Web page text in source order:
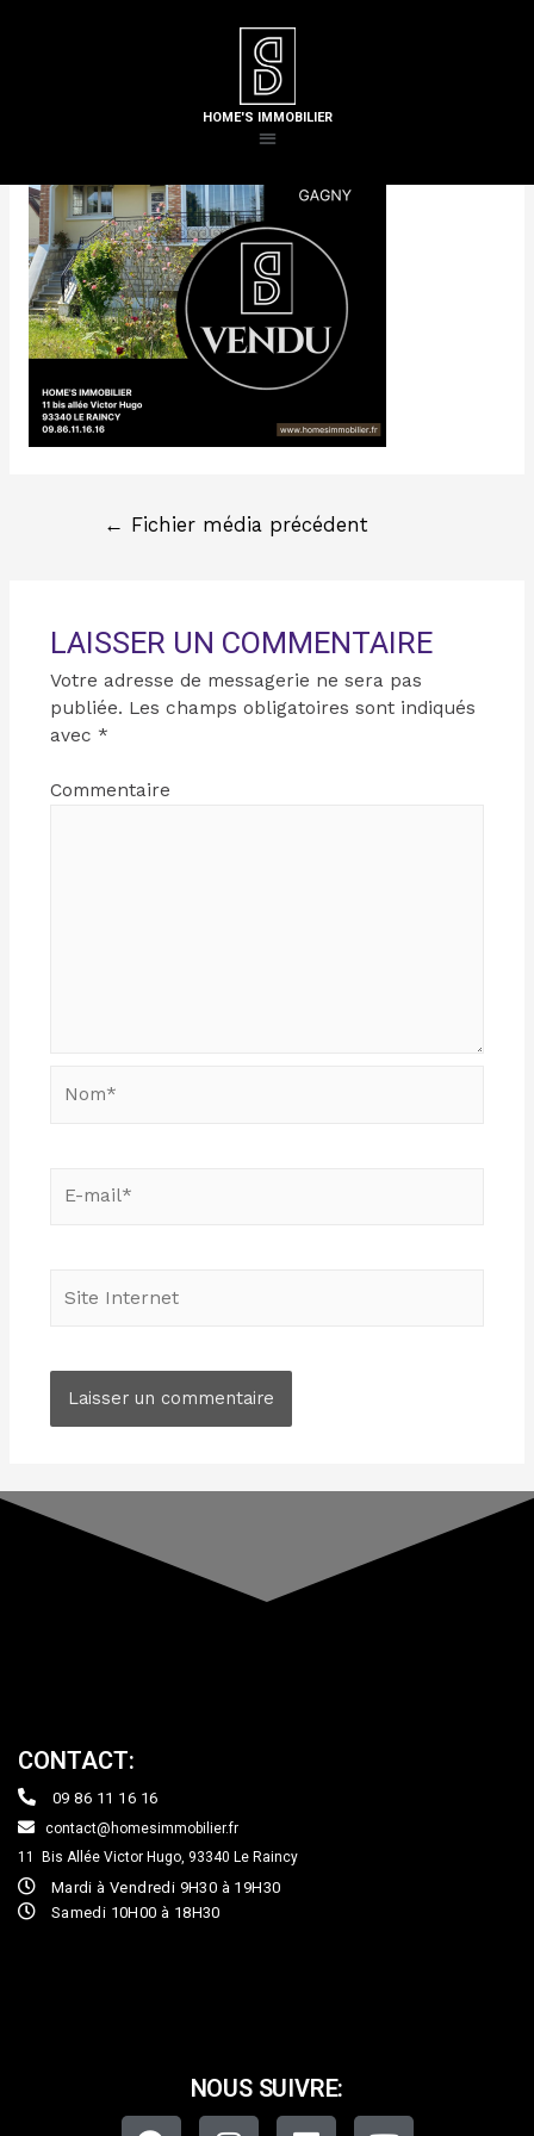
HOME'S IMMOBILIER
/ Par
← Fichier média précédent
LAISSER UN COMMENTAIRE
Votre adresse de messagerie ne sera pas
publiée. Les champs obligatoires sont indiqués
avec *
Commentaire
CONTACT:
09 86 11 16 16
contact@homesimmobilier.fr
11 Bis Allée Victor Hugo, 93340 Le Raincy
Mardi à Vendredi 9H30 à 19H30
Samedi 10H00 à 18H30
NOUS SUIVRE: